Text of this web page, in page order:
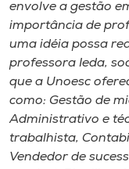
envolve a gestão
importância de
uma idéia possa
professora Ieda,
que a Unoesc
como: Gestão de
Administrativo e
trabalhista,
Vendedor de